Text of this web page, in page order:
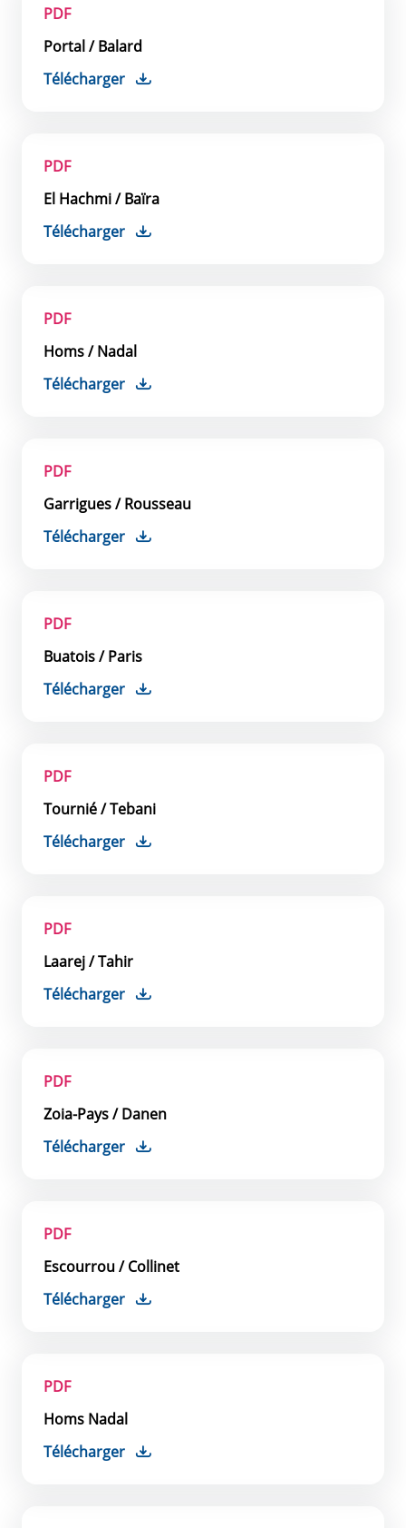
PDF
Portal / Balard
Télécharger
PDF
El Hachmi / Baïra
Télécharger
PDF
Homs / Nadal
Télécharger
PDF
Garrigues / Rousseau
Télécharger
PDF
Buatois / Paris
Télécharger
PDF
Tournié / Tebani
Télécharger
PDF
Laarej / Tahir
Télécharger
PDF
Zoia-Pays / Danen
Télécharger
PDF
Escourrou / Collinet
Télécharger
PDF
Homs Nadal
Télécharger